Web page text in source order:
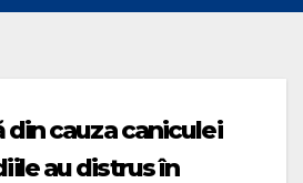
din cauza caniculei
au distrus în